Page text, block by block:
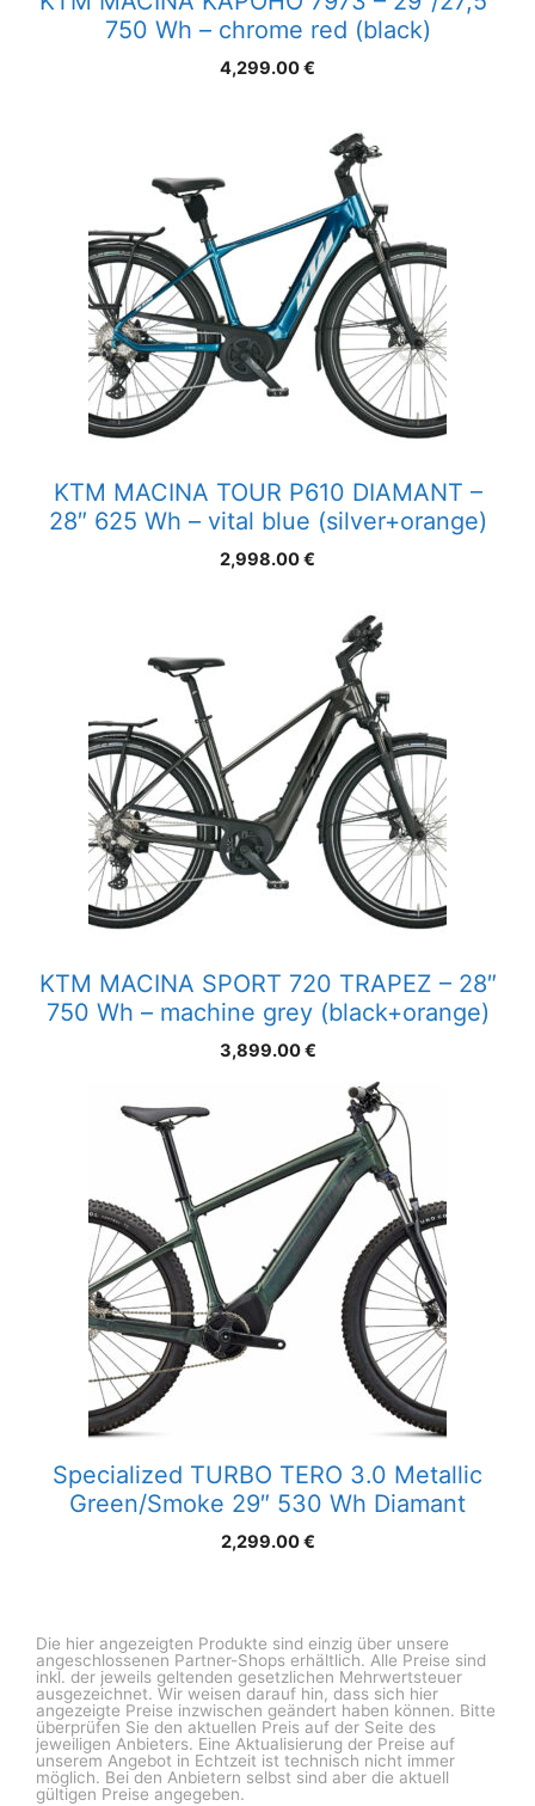
750 Wh – chrome red (black)
4,299.00€
KTM MACINA TOUR P610 DIAMANT –
28″ 625 Wh – vital blue (silver+orange)
2,998.00€
KTM MACINA SPORT 720 TRAPEZ – 28″
750 Wh – machine grey (black+orange)
3,899.00€
Specialized TURBO TERO 3.0 Metallic
Green/Smoke 29″ 530 Wh Diamant
2,299.00€
Die hier angezeigten Produkte sind einzig über unsere
angeschlossenen Partner-Shops erhältlich. Alle Preise sind
inkl. der jeweils geltenden gesetzlichen Mehrwertsteuer
ausgezeichnet. Wir weisen darauf hin, dass sich hier
angezeigte Preise inzwischen geändert haben können. Bitte
überprüfen Sie den aktuellen Preis auf der Seite des
jeweiligen Anbieters. Eine Aktualisierung der Preise auf
unserem Angebot in Echtzeit ist technisch nicht immer
möglich. Bei den Anbietern selbst sind aber die aktuell
gültigen Preise angegeben.